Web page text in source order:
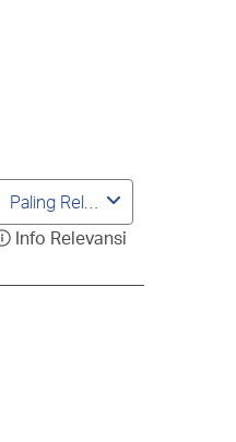
Paling Relevan
Info Relevansi
berisi